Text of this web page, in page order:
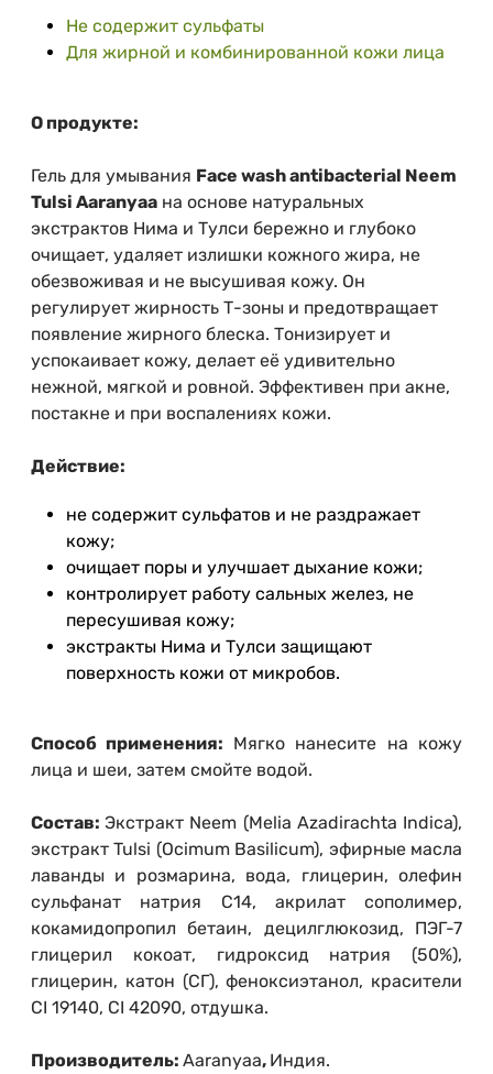
Не содержит сульфаты
Для жирной и комбинированной кожи лица
О продукте:
Гель для умывания Face wash antibacterial Neem
Tulsi Aaranyaa на основе натуральных
экстрактов Нима и Тулси бережно и глубоко
очищает, удаляет излишки кожного жира, не
обезвоживая и не высушивая кожу. Он
регулирует жирность Т-зоны и предотвращает
появление жирного блеска. Тонизирует и
успокаивает кожу, делает её удивительно
нежной, мягкой и ровной. Эффективен при акне,
постакне и при воспалениях кожи.
Действие:
не содержит сульфатов и не раздражает
кожу;
очищает поры и улучшает дыхание кожи;
контролирует работу сальных желез, не
пересушивая кожу;
экстракты Нима и Тулси защищают
поверхность кожи от микробов.
Способ применения: Мягко нанесите на кожу
лица и шеи, затем смойте водой.
Состав:Экстракт Neem (Melia Azadirachta Indica),
экстракт Tulsi (Ocimum Basilicum), эфирные масла
лаванды и розмарина, вода, глицерин, олефин
сульфанат натрия С14, акрилат сополимер,
кокамидопропил бетаин, децилглюкозид, ПЭГ-7
глицерил кокоат, гидроксид натрия (50%),
глицерин, катон (СГ), феноксиэтанол, красители
CI 19140, CI 42090, отдушка.
Производитель: Aaranyaa, Индия.